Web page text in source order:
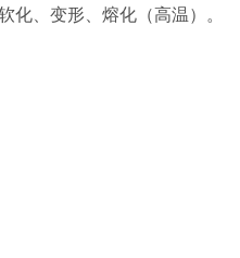
、变形、熔化（高温）。